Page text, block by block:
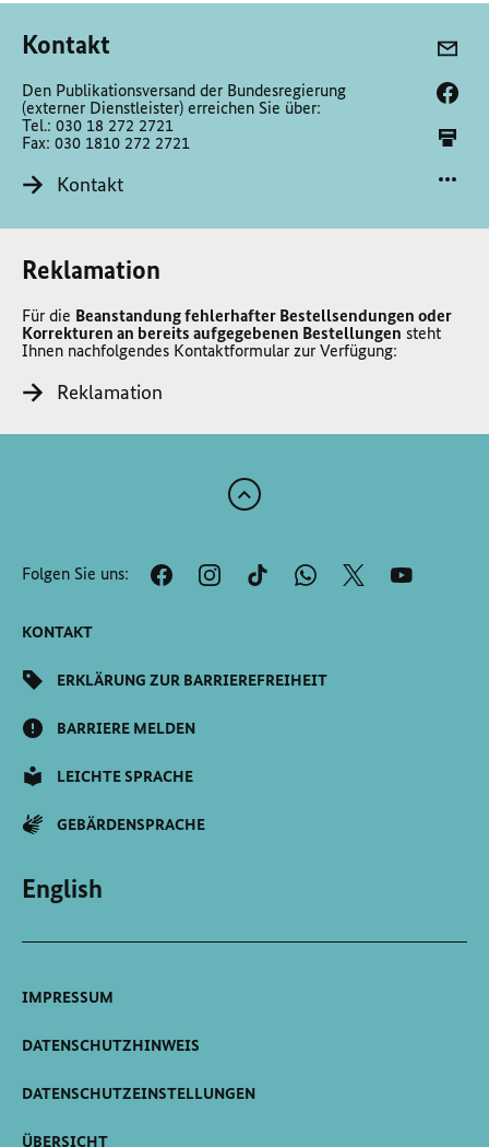
Kontakt
Den Publikationsversand der Bundesregierung
(externer Dienstleister) erreichen Sie über:
Tel.: 030 18 272 2721
Fax: 030 1810 272 2721
Kontakt
Reklamation
Für die Beanstandung fehlerhafter Bestellsendungen oder
Korrekturen an bereits aufgegebenen Bestellungen steht
Ihnen nachfolgendes Kontaktformular zur Verfügung:
Reklamation
Zum
der
Seite
Folgen Sie uns:
KONTAKT
ERKLÄRUNG ZUR BARRIEREFREIHEIT
BARRIERE MELDEN
LEICHTE SPRACHE
GEBÄRDENSPRACHE
English
IMPRESSUM
DATENSCHUTZHINWEIS
DATENSCHUTZEINSTELLUNGEN
ÜBERSICHT